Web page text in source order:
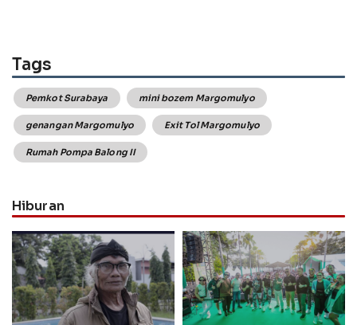
Tags
Pemkot Surabaya mini bozem Margomulyo
genangan Margomulyo Exit Tol Margomulyo
Rumah Pompa Balong II
Hiburan